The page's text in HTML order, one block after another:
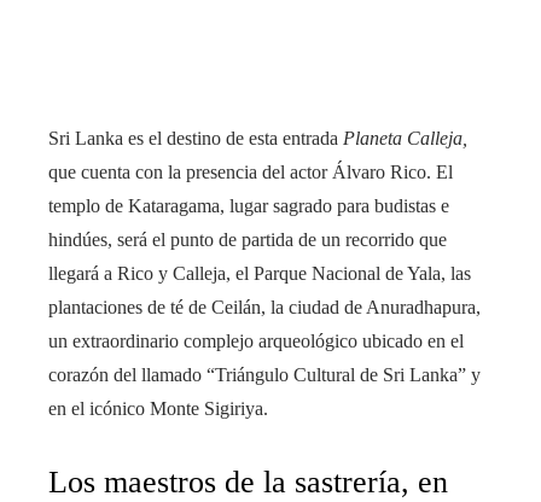
Sri Lanka es el destino de esta entrada Planeta Calleja,
que cuenta con la presencia del actor Álvaro Rico. El
templo de Kataragama, lugar sagrado para budistas e
hindúes, será el punto de partida de un recorrido que
llegará a Rico y Calleja, el Parque Nacional de Yala, las
plantaciones de té de Ceilán, la ciudad de Anuradhapura,
un extraordinario complejo arqueológico ubicado en el
corazón del llamado “Triángulo Cultural de Sri Lanka” y
en el icónico Monte Sigiriya.
Los maestros de la sastrería, en